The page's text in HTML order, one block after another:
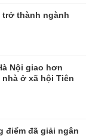
trở thành ngành
Nội giao hơn
nhà ở xã hội Tiên
điểm đã giải ngân